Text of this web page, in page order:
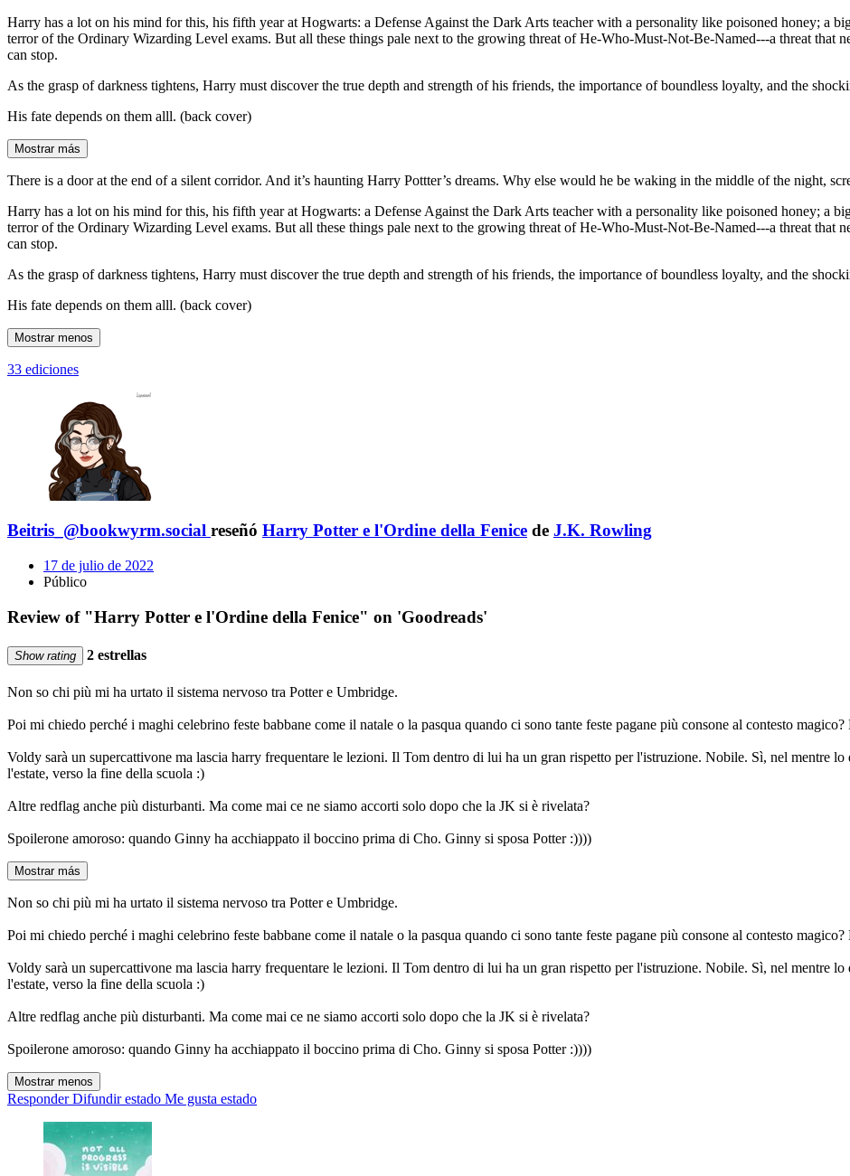
Harry has a lot on his mind for this, his fifth year at Hogwarts: a Defense Against the Dark Arts teacher with a personality like poisoned honey; a
terror of the Ordinary Wizarding Level exams. But all these things pale next to the growing threat of He-Who-Must-Not-Be-Named---a threat that
can stop.
As the grasp of darkness tightens, Harry must discover the true depth and strength of his friends, the importance of boundless loyalty, and the
His fate depends on them alll. (back cover)
Mostrar más
There is a door at the end of a silent corridor. And it’s haunting Harry Pottter’s dreams. Why else would he be waking in the middle of the night,
Harry has a lot on his mind for this, his fifth year at Hogwarts: a Defense Against the Dark Arts teacher with a personality like poisoned honey; a
terror of the Ordinary Wizarding Level exams. But all these things pale next to the growing threat of He-Who-Must-Not-Be-Named---a threat that
can stop.
As the grasp of darkness tightens, Harry must discover the true depth and strength of his friends, the importance of boundless loyalty, and the
His fate depends on them alll. (back cover)
Mostrar menos
33 ediciones
Beitris_@bookwyrm.social reseñó Harry Potter e l'Ordine della Fenice de J.K. Rowling
17 de julio de 2022
Público
Review of "Harry Potter e l'Ordine della Fenice" on 'Goodreads'
Show rating 2 estrellas
Non so chi più mi ha urtato il sistema nervoso tra Potter e Umbridge.
Poi mi chiedo perché i maghi celebrino feste babbane come il natale o la pasqua quando ci sono tante feste pagane più consone al contesto
Voldy sarà un supercattivone ma lascia harry frequentare le lezioni. Il Tom dentro di lui ha un gran rispetto per l'istruzione. Nobile. Sì, nel mentre
l'estate, verso la fine della scuola :)
Altre redflag anche più disturbanti. Ma come mai ce ne siamo accorti solo dopo che la JK si è rivelata?
Spoilerone amoroso: quando Ginny ha acchiappato il boccino prima di Cho. Ginny si sposa Potter :))))
Mostrar más
Non so chi più mi ha urtato il sistema nervoso tra Potter e Umbridge.
Poi mi chiedo perché i maghi celebrino feste babbane come il natale o la pasqua quando ci sono tante feste pagane più consone al contesto
Voldy sarà un supercattivone ma lascia harry frequentare le lezioni. Il Tom dentro di lui ha un gran rispetto per l'istruzione. Nobile. Sì, nel mentre
l'estate, verso la fine della scuola :)
Altre redflag anche più disturbanti. Ma come mai ce ne siamo accorti solo dopo che la JK si è rivelata?
Spoilerone amoroso: quando Ginny ha acchiappato il boccino prima di Cho. Ginny si sposa Potter :))))
Mostrar menos
Responder Difundir estado Me gusta estado